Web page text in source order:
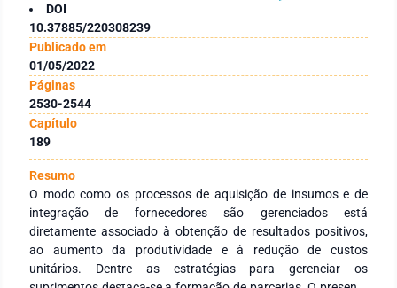
DOI
10.37885/220308239
Publicado em
01/05/2022
Páginas
2530-2544
Capítulo
189
Resumo
O modo como os processos de aquisição de insumos e de
integração de fornecedores são gerenciados está
diretamente associado à obtenção de resultados positivos,
ao aumento da produtividade e à redução de custos
unitários. Dentre as estratégias para gerenciar os